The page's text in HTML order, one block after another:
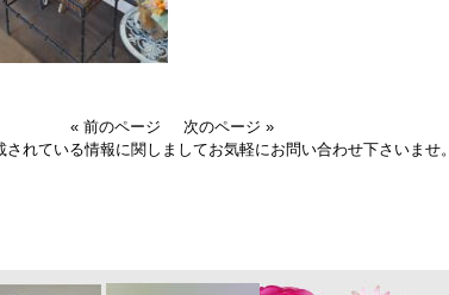
« 前のページ
次のページ »
れている情報に関しましてお気軽にお問い合わせ下さいませ。